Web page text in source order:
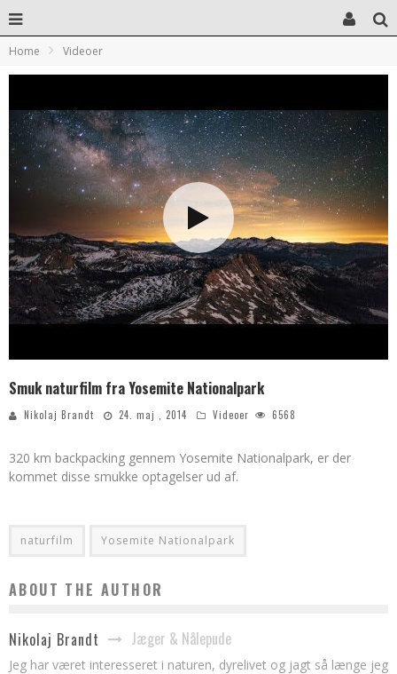
Home Videoer
Smuk naturfilm fra Yosemite Nationalpark
Nikolaj Brandt 24. maj , 2014 Videoer 6568
320 km backpacking gennem Yosemite Nationalpark, er der
kommet disse smukke optagelser ud af.
naturfilm Yosemite Nationalpark
ABOUT THE AUTHOR
Nikolaj Brandt Jæger & Nålepude
Jeg har været interesseret i naturen, dyrelivet og jagt så længe jeg